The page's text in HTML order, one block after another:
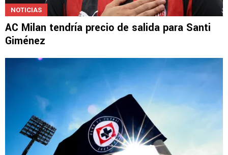
NOTICIAS
AC Milan tendría precio de salida para Santi
Giménez